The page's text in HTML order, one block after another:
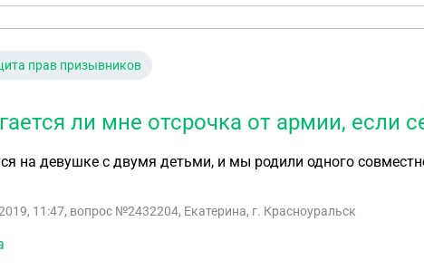
прав призывников
ли мне отсрочка от армии, если
на девушке с двумя детьми, и мы родили одного
11:47, вопрос №2432204, Екатерина, г. Красноуральск